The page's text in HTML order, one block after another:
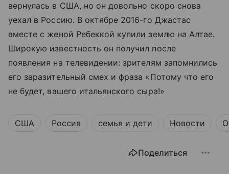
вернулась в США, но он довольно скоро снова
уехал в Россию. В октябре 2016-го Джастас
вместе с женой Ребеккой купили землю на Алтае.
Широкую известность он получил после
появления на телевидении: зрителям запомнились
его заразительный смех и фраза «Потому что его
не будет, вашего итальянского сыра!»
США Россия семья и дети Новости
Поделиться